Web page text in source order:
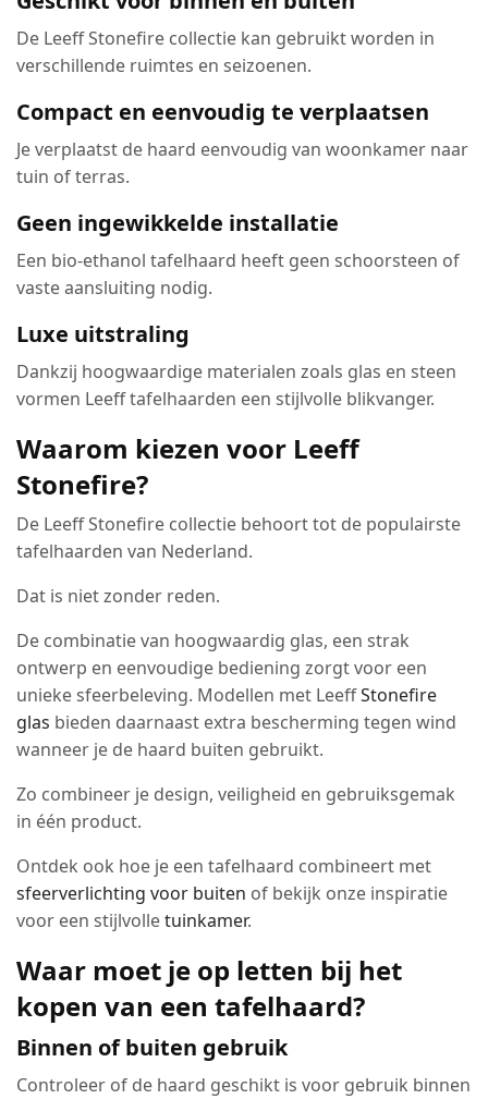
De Leeff Stonefire collectie kan gebruikt worden in
verschillende ruimtes en seizoenen.
Compact en eenvoudig te verplaatsen
Je verplaatst de haard eenvoudig van woonkamer naar
tuin of terras.
Geen ingewikkelde installatie
Een bio-ethanol tafelhaard heeft geen schoorsteen of
vaste aansluiting nodig.
Luxe uitstraling
Dankzij hoogwaardige materialen zoals glas en steen
vormen Leeff tafelhaarden een stijlvolle blikvanger.
Waarom kiezen voor Leeff
Stonefire?
De Leeff Stonefire collectie behoort tot de populairste
tafelhaarden van Nederland.
Dat is niet zonder reden.
De combinatie van hoogwaardig glas, een strak
ontwerp en eenvoudige bediening zorgt voor een
unieke sfeerbeleving. Modellen met LeeffStonefire
glas bieden daarnaast extra bescherming tegen wind
wanneer je de haard buiten gebruikt.
Zo combineer je design, veiligheid en gebruiksgemak
in één product.
Ontdek ook hoe je een tafelhaard combineert met
sfeerverlichting voor buiten of bekijk onze inspiratie
voor een stijlvolletuinkamer.
Waar moet je op letten bij het
kopen van een tafelhaard?
Binnen of buiten gebruik
Controleer of de haard geschikt is voor gebruik binnen